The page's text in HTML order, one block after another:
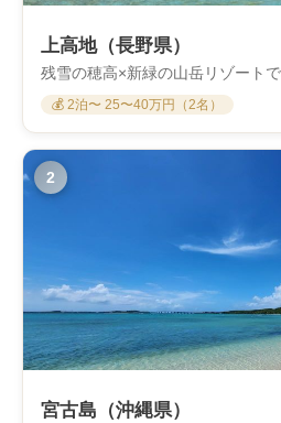
上高地（長野県）
残雪の穂高×新緑の山岳リゾート
💰 2泊〜 25〜40万円（2名）
2
宮古島（沖縄県）